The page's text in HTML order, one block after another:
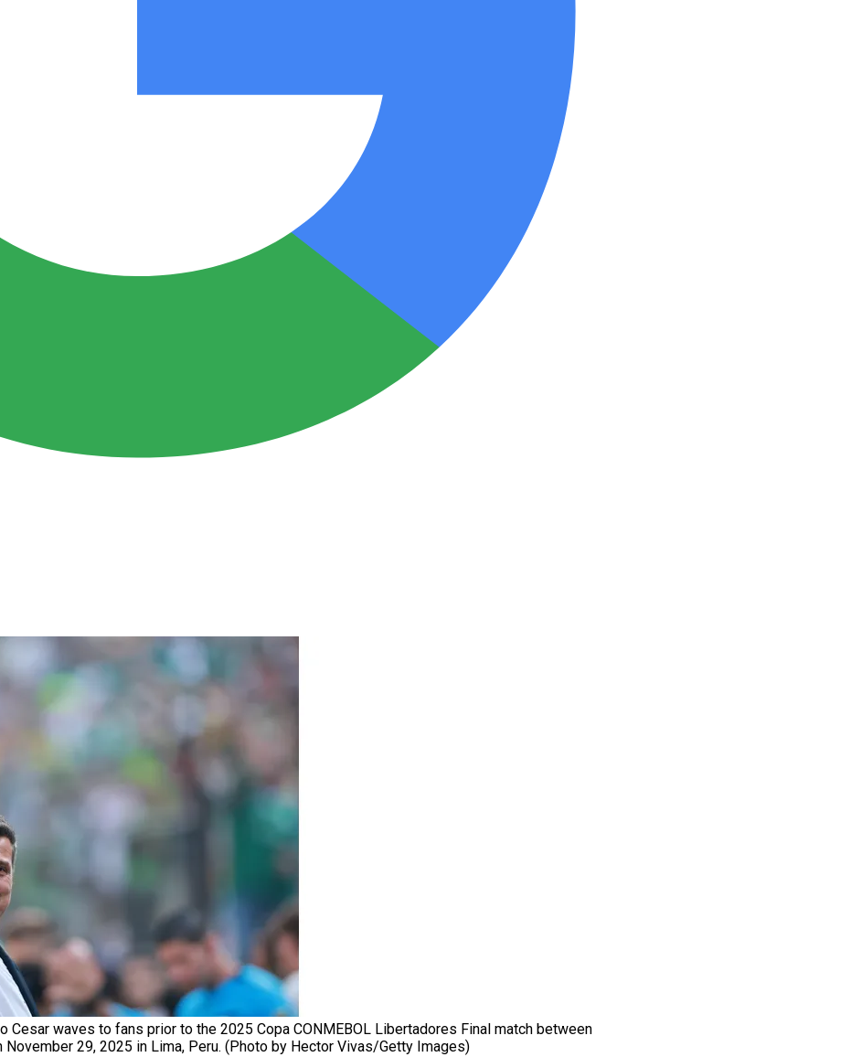
Cesar waves to fans prior to the 2025 Copa CONMEBOL Libertadores Final match between
29, 2025 in Lima, Peru. (Photo by Hector Vivas/Getty Images)